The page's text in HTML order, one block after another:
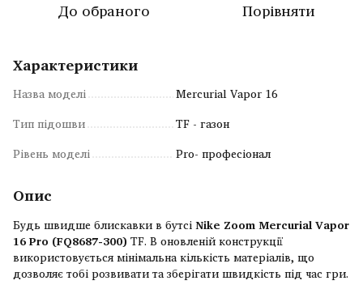
До обраного Порівняти
Характеристики
Назва моделі
Mercurial Vapor 16
Тип підошви
TF - газон
Рівень моделі
Pro- професіонал
Опис
Будь швидше блискавки в бутсіNike Zoom Mercurial Vapor
16 Pro (FQ8687-300) TF. В оновленій конструкції
використовується мінімальна кількість матеріалів, що
дозволяє тобі розвивати та зберігати швидкість під час гри.